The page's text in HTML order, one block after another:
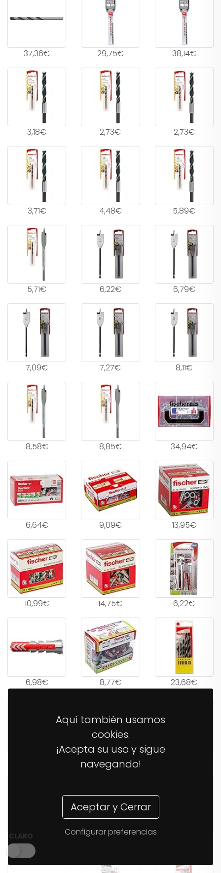
37,36€ 29,75€ 38,14€
3,18€ 2,73€ 2,73€
3,71€ 4,48€ 5,89€
5,71€ 6,22€ 6,79€
7,09€ 7,27€ 8,11€
8,58€ 8,85€ 34,94€
6,64€ 9,09€ 13,95€
10,99€ 14,75€ 6,22€
6,98€ 8,77€ 23,68€
6,51€
11,04€ 16,70€
Aquí también usamos
cookies.
¡Acepta su uso y sigue
navegando!
Aceptar y Cerrar
Configurar preferencias
CLARO